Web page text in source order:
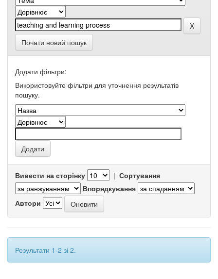
Почати новий пошук
Додати фільтри:
Використовуйте фільтри для уточнення результатів
пошуку.
Вивести на сторінку | Сортування
Впорядкування
Автори
Результати 1-2 зі 2.